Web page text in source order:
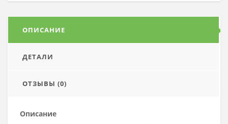
ОПИСАНИЕ
ДЕТАЛИ
ОТЗЫВЫ (0)
Описание